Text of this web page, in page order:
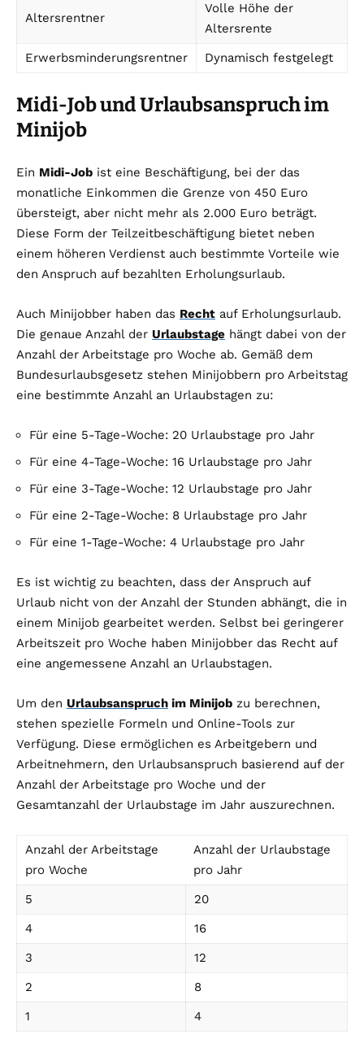
Altersrentner
Volle Höhe der
Altersrente
Erwerbsminderungsrentner
Dynamisch festgelegt
Midi-Job und Urlaubsanspruch im
Minijob
Ein Midi-Job ist eine Beschäftigung, bei der das
monatliche Einkommen die Grenze von 450 Euro
übersteigt, aber nicht mehr als 2.000 Euro beträgt.
Diese Form der Teilzeitbeschäftigung bietet neben
einem höheren Verdienst auch bestimmte Vorteile wie
den Anspruch auf bezahlten Erholungsurlaub.
Auch Minijobber haben das Recht auf Erholungsurlaub.
Die genaue Anzahl der Urlaubstage hängt dabei von der
Anzahl der Arbeitstage pro Woche ab. Gemäß dem
Bundesurlaubsgesetz stehen Minijobbern pro Arbeitstag
eine bestimmte Anzahl an Urlaubstagen zu:
Für eine 5-Tage-Woche: 20 Urlaubstage pro Jahr
Für eine 4-Tage-Woche: 16 Urlaubstage pro Jahr
Für eine 3-Tage-Woche: 12 Urlaubstage pro Jahr
Für eine 2-Tage-Woche: 8 Urlaubstage pro Jahr
Für eine 1-Tage-Woche: 4 Urlaubstage pro Jahr
Es ist wichtig zu beachten, dass der Anspruch auf
Urlaub nicht von der Anzahl der Stunden abhängt, die in
einem Minijob gearbeitet werden. Selbst bei geringerer
Arbeitszeit pro Woche haben Minijobber das Recht auf
eine angemessene Anzahl an Urlaubstagen.
Um den Urlaubsanspruch im Minijob zu berechnen,
stehen spezielle Formeln und Online-Tools zur
Verfügung. Diese ermöglichen es Arbeitgebern und
Arbeitnehmern, den Urlaubsanspruch basierend auf der
Anzahl der Arbeitstage pro Woche und der
Gesamtanzahl der Urlaubstage im Jahr auszurechnen.
Anzahl der Arbeitstage
pro Woche
Anzahl der Urlaubstage
pro Jahr
5
20
4
16
3
12
2
8
1
4